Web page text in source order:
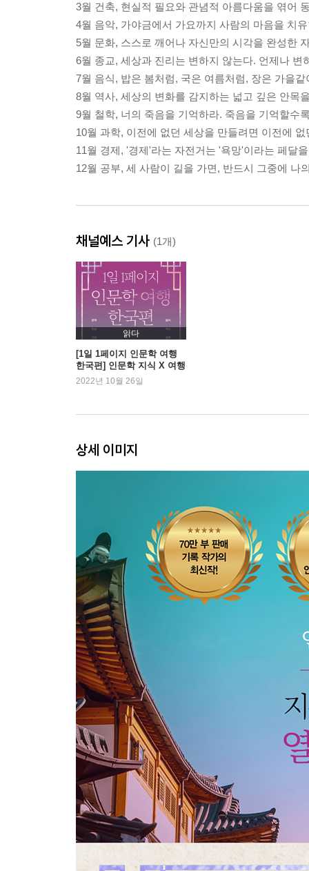
3월 건축, 현실적 필요와 관념적 아름다움을 엮어
4월 음악, 가야금에서 가요까지 사람의 마음을 치
5월 문화, 스스로 깨어나 자신만의 시각을 완성한
6월 종교, 세상과 진리는 변하지 않는다. 언제나 변
7월 음식, 밥은 봄처럼, 국은 여름처럼, 장은 가을
8월 역사, 세상의 변화를 감지하는 넓고 깊은 안목
9월 철학, 너의 죽음을 기억하라. 죽음을 기억할수
10월 과학, 이전에 없던 세상을 만들려면 이전에
11월 경제, '경제'라는 자전거는 '욕망'이라는 페달
12월 공부, 세 사람이 길을 가면, 반드시 그중에 나
채널예스 기사 (1개)
읽다
[1일 1페이지 인문학 여행
한국편] 인문학 지식 X 여행
지 가이드의 콜라보
2022년 10월 26일
상세 이미지